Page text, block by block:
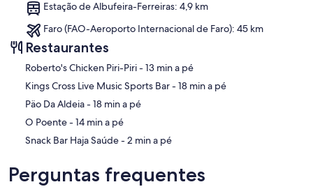
Estação de Albufeira-Ferreiras: 4,9 km
Faro (FAO-Aeroporto Internacional de Faro): 45 km
Restaurantes
‪Roberto's Chicken Piri-Piri - ‬13 min a pé
‪Kings Cross Live Music Sports Bar - ‬18 min a pé
‪Päo Da Aldeia - ‬18 min a pé
‪O Poente - ‬14 min a pé
‪Snack Bar Haja Saúde - ‬2 min a pé
Perguntas frequentes